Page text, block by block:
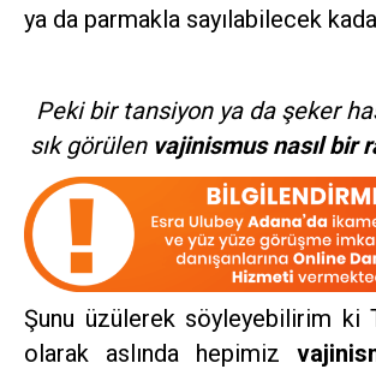
ya da parmakla sayılabilecek
Peki bir tansiyon ya da şeker
sık görülen vajinismus nasıl bir
Şunu üzülerek söyleyebilirim ki
olarak aslında hepimiz